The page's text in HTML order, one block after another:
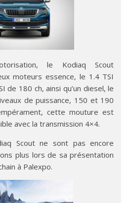
le Kodiaq Scout
moteurs essence, le 1.4 TSI
de 180 ch, ainsi qu’un diesel, le
de puissance, 150 et 190
cette mouture est
avec la transmission 4×4.
Scout ne sont pas encore
plus lors de sa présentation
à Palexpo.